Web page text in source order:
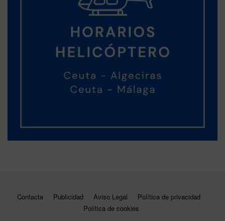
Contacta Publicidad Aviso Legal
Política de privacidad
Política de cookies